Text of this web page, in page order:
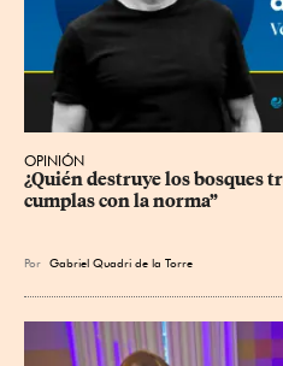
OPINIÓN
¿Quién destruye los bosques
cumplas con la norma”
Por Gabriel Quadri de la Torre